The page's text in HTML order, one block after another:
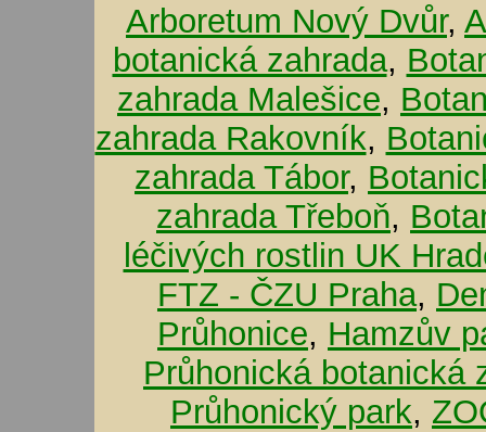
Arboretum Nový Dvůr,
botanická zahrada,
zahrada Malešice,
zahrada Rakovník,
zahrada Tábor,
zahrada Třeboň,
léčivých rostlin UK
FTZ - ČZU Praha,
Průhonice, Hamzův
Průhonická botanická
Průhonický park,